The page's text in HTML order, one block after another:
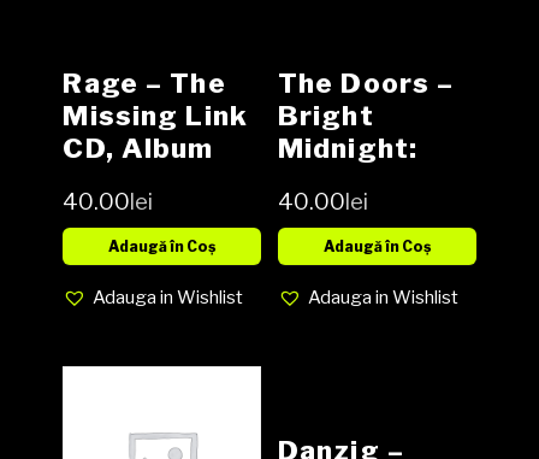
Rage – The
Missing Link
CD, Album
40.00lei
Adaugă în Coș
Adauga in Wishlist
The Doors –
Bright
Midnight:
America CD,
Compilation,
Edition
40.00lei
Adaugă în Coș
Adauga in Wishlist
Danzig –